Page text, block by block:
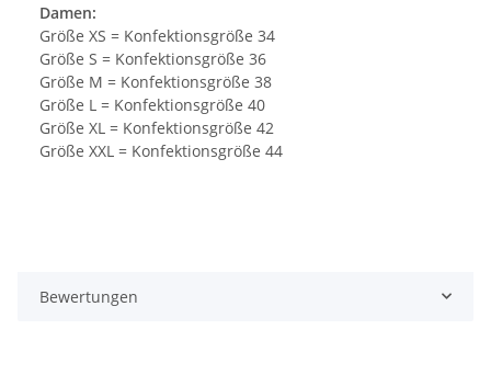
Damen:
Größe XS = Konfektionsgröße 34
Größe S = Konfektionsgröße 36
Größe M = Konfektionsgröße 38
Größe L = Konfektionsgröße 40
Größe XL = Konfektionsgröße 42
Größe XXL = Konfektionsgröße 44
Bewertungen